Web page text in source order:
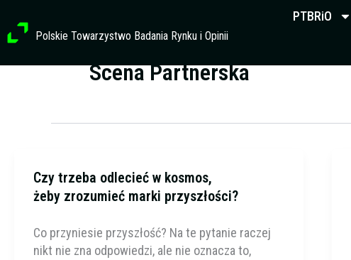
treści
Polskie Towarzystwo Badania Rynku i Opinii
PTBRiO
Scena Partnerska
Czy trzeba odlecieć w kosmos,
żeby zrozumieć marki przyszłości?
Co przyniesie przyszłość? Na te pytanie raczej
nikt nie zna odpowiedzi, ale nie oznacza to,